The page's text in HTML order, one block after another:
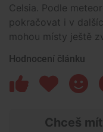
Celsia. Podle
pokračovat i v
mohou místy ještě
Hodnocení článku
Chceš